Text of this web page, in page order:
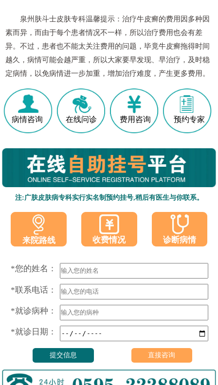
泉州肤斗士皮肤专科温馨提示：治疗牛皮癣的费用因多种因
素而异，而由于每个患者情况不一样，所以治疗费用也会有差
异。不过，患者也不能太关注费用的问题，毕竟牛皮癣拖得时间
越久，病情可能会越严重，所以大家要早发现、早治疗，及时稳
定病情，以免病情进一步加重，增加治疗难度，产生更多费用。
病情咨询 在线问诊 费用咨询 预约专家
注:广肤皮肤病专科实行实名制预约挂号,稍后有医生与你联系。
来院路线 收费情况 诊断病情
*您的姓名：
*联系电话：
*就诊病种：
*就诊日期：